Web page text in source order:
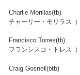
Charlie Morillas(tb)
チャーリー・モリラス（
Francisco Torres(tb)
フランシスコ・トレス（
Craig Gosnell(btb)